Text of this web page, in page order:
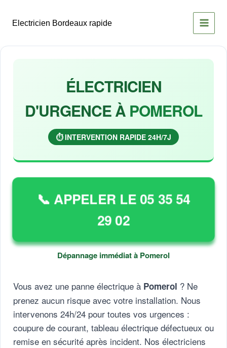
contenu
Electricien Bordeaux rapide
ÉLECTRICIEN
D'URGENCE À POMEROL
⏱️ INTERVENTION RAPIDE 24H/7J
📞 APPELER LE 05 35 54
29 02
Dépannage immédiat à Pomerol
Vous avez une panne électrique à Pomerol ? Ne
prenez aucun risque avec votre installation. Nous
intervenons 24h/24 pour toutes vos urgences :
coupure de courant, tableau électrique défectueux ou
remise en sécurité après incident. Nos électriciens